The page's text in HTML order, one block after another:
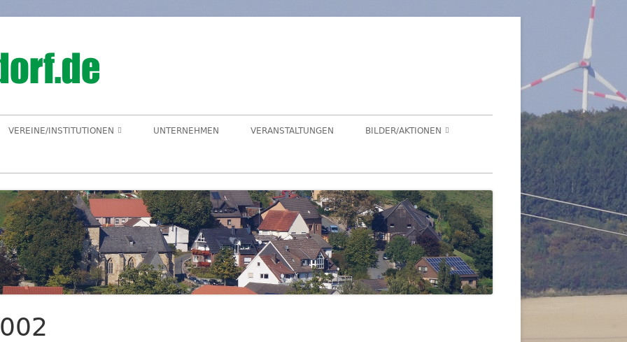
ALME- UND AFTETAL
AUEN-RADWEG
VEREINE/INSTITUTIONEN
CDU-ORTSUNION
FREIWILLIGE FEUERWEHR
HEIMATVEREIN
KINDERGARTEN
LANDFRAUEN
UNTERNEHMEN VERANSTALTUNGEN BILDER/AKTIONEN
HEGENSDORFER FOTOWETTBEWERB
FENSTERZAUBER IM ADVENT 2020
VIRTUELLER SCHNADGANG 2020
SCHNADGANG 2016